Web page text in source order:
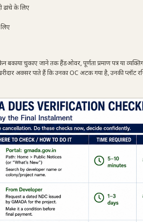
ढांचे के लिए
चुकाए जाने तक हैंडओवर, पूर्णता प्रमाण पत्र या
अक्सर पाते हैं कि उनका OC अटक गया है, उनकी प्लॉट